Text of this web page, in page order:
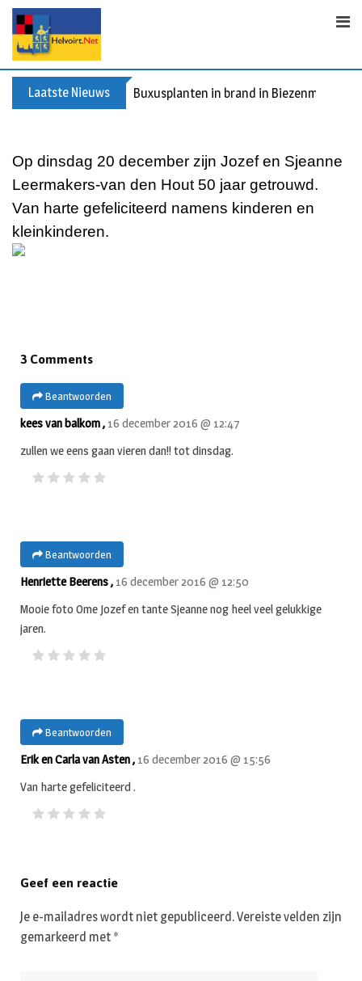
Skip
content
Laatste Nieuws Buxusplanten in brand in Biezenmortel,
Op dinsdag 20 december zijn Jozef en Sjeanne
Leermakers-van den Hout 50 jaar getrouwd.
Van harte gefeliciteerd namens kinderen en
kleinkinderen.
3 Comments
Beantwoorden
kees van balkom , 16 december 2016 @ 12:47
zullen we eens gaan vieren dan!! tot dinsdag.
Beantwoorden
Henriette Beerens , 16 december 2016 @ 12:50
Mooie foto Ome Jozef en tante Sjeanne nog heel veel gelukkige
jaren.
Beantwoorden
Erik en Carla van Asten , 16 december 2016 @ 15:56
Van harte gefeliciteerd .
Geef een reactie
Je e-mailadres wordt niet gepubliceerd.Vereiste velden zijn
gemarkeerd met *